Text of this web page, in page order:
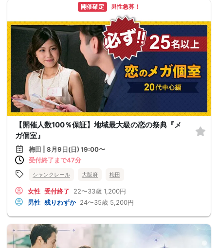
開催確定 男性急募！
【開催人数100％保証】地域最大級の恋の祭典『メ
ガ個室』
梅田 | 8月9日(日) 19:00〜
受付終了まで47分
シャンクレール 大阪府 梅田
女性 受付終了 22〜33歳 1,200円
男性 残りわずか 24〜35歳 5,200円